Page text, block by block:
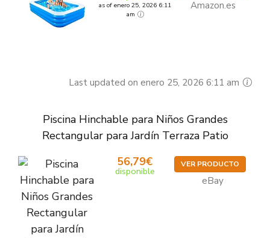
as of enero 25, 2026 6:11
am
Amazon.es
Last updated on enero 25, 2026 6:11 am
Piscina Hinchable para Niños Grandes
Rectangular para Jardín Terraza Patio
56,79€
disponible
VER PRODUCTO
eBay